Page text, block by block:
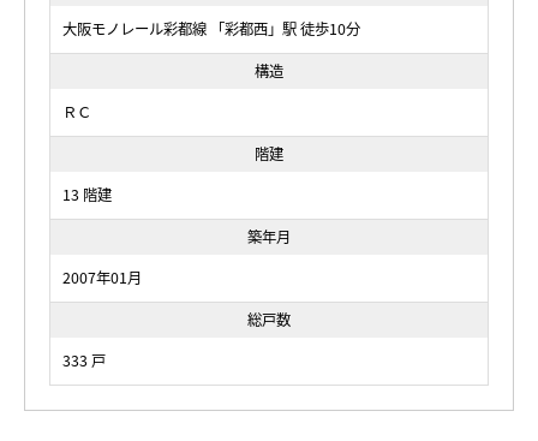
大阪モノレール彩都線 「彩都西」駅 徒歩10分
構造
ＲＣ
階建
13 階建
築年月
2007年01月
総戸数
333 戸